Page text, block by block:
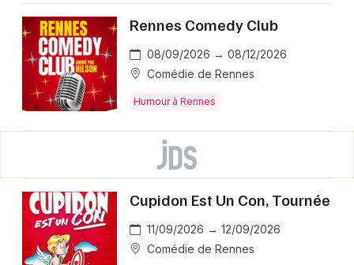
Rennes Comedy Club
08/09/2026 → 08/12/2026
Comédie de Rennes
Humour à Rennes
Cupidon Est Un Con, Tournée
11/09/2026 → 12/09/2026
Comédie de Rennes